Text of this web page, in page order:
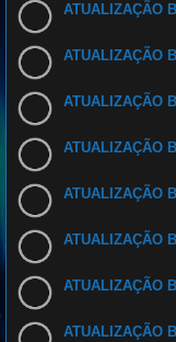
ATUALIZAÇÃO
ATUALIZAÇÃO
ATUALIZAÇÃO
ATUALIZAÇÃO
ATUALIZAÇÃO
ATUALIZAÇÃO
ATUALIZAÇÃO
ATUALIZAÇÃO